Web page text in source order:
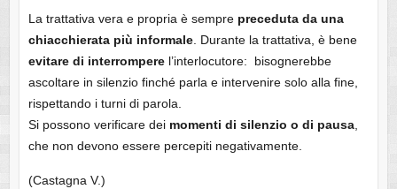
La trattativa vera e propria è sempre preceduta da una
chiacchierata più informale. Durante la trattativa, è bene
evitare di interromperel’interlocutore: bisognerebbe
ascoltare in silenzio finché parla e intervenire solo alla fine,
rispettando i turni di parola.
Si possono verificare dei momenti di silenzio o di pausa,
che non devono essere percepiti negativamente.
(Castagna V.)